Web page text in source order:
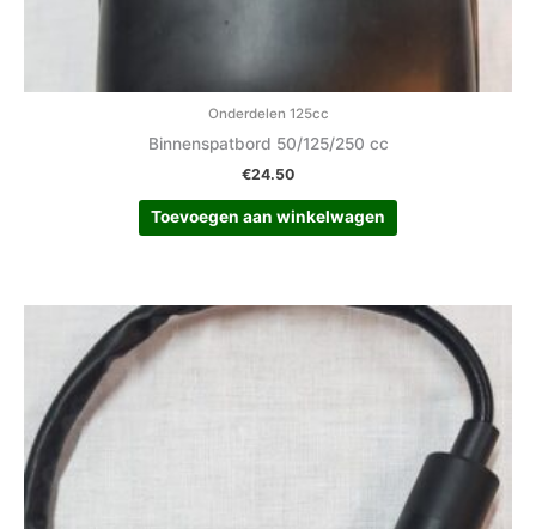
Onderdelen 125cc
Binnenspatbord 50/125/250 cc
€24.50
Toevoegen aan winkelwagen